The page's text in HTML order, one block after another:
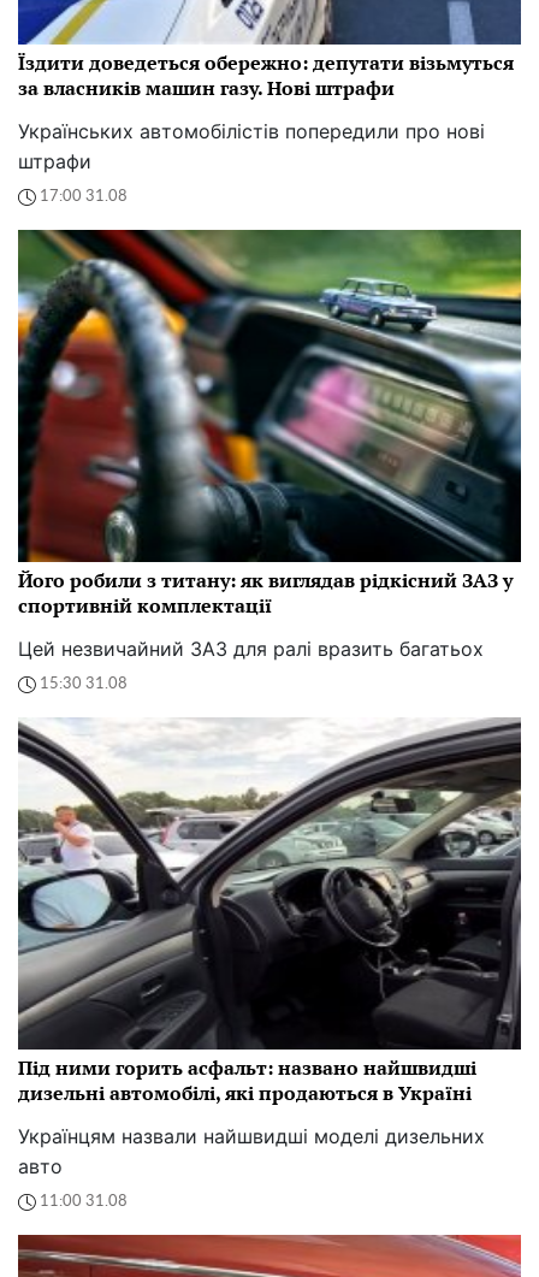
Їздити доведеться обережно: депутати візьмуться
за власників машин газу. Нові штрафи
Українських автомобілістів попередили про нові
штрафи
17:00 31.08
Його робили з титану: як виглядав рідкісний ЗАЗ у
спортивній комплектації
Цей незвичайний ЗАЗ для ралі вразить багатьох
15:30 31.08
Під ними горить асфальт: названо найшвидші
дизельні автомобілі, які продаються в Україні
Українцям назвали найшвидші моделі дизельних
авто
11:00 31.08